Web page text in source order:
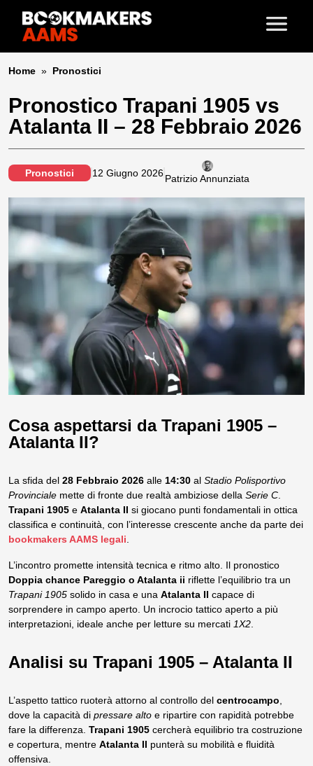
Home » Pronostici
Pronostico Trapani 1905 vs
Atalanta II – 28 Febbraio 2026
Pronostici 12 Giugno 2026Patrizio Annunziata
Cosa aspettarsi da Trapani 1905 –
Atalanta II?
La sfida del 28 Febbraio 2026 alle 14:30 al Stadio Polisportivo
Provinciale mette di fronte due realtà ambiziose della Serie C.
Trapani 1905 e Atalanta II si giocano punti fondamentali in ottica
classifica e continuità, con l’interesse crescente anche da parte dei
bookmakers AAMS legali.
L’incontro promette intensità tecnica e ritmo alto. Il pronostico
Doppia chance Pareggio o Atalanta ii riflette l’equilibrio tra un
Trapani 1905 solido in casa e una Atalanta II capace di
sorprendere in campo aperto. Un incrocio tattico aperto a più
interpretazioni, ideale anche per letture su mercati 1X2.
Analisi su Trapani 1905 – Atalanta II
L’aspetto tattico ruoterà attorno al controllo del centrocampo,
dove la capacità di pressare alto e ripartire con rapidità potrebbe
fare la differenza. Trapani 1905 cercherà equilibrio tra costruzione
e copertura, mentre Atalanta II punterà su mobilità e fluidità
offensiva.